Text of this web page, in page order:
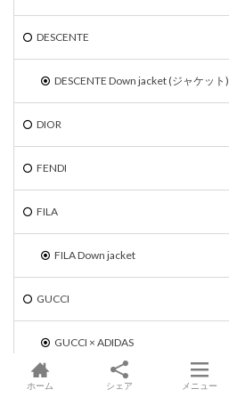
DESCENTE
DESCENTE Down jacket (ジャケット)
DIOR
FENDI
FILA
FILA Down jacket
GUCCI
GUCCI × ADIDAS
GUCCI Tシャツ
GUCCI Jacket (ジャケット)
ホーム シェア メニュー